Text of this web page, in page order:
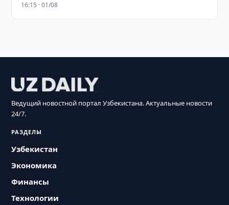
16:15 · 01/08
Ведущий новостной портал Узбекистана. Актуальные новости
24/7.
РАЗДЕЛЫ
Узбекистан
Экономика
Финансы
Технологии